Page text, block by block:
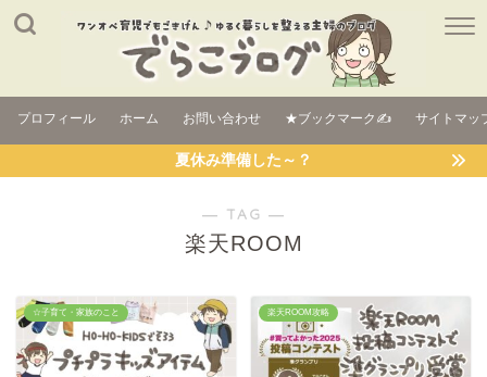
プロフィール ホーム お問い合わせ ★ブックマーク✍ サイトマッ
夏休み準備した～？
― TAG ―
楽天ROOM
☆子育て・家族のこと 楽天ROOM攻略